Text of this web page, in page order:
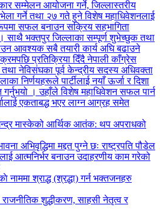
सम्मेलन आयोजना गर्ने, जिल्लास्तरीय
गर्ने तथा २७ गते हुने विशेष महाधिवेशनलाई
सफल बनाउन सक्रिय सहभागिता
साथै भक्तपुर जिल्लाका सम्पूर्ण शुभेच्छुक तथा
आवश्यक सबै तयारी कार्य अघि बढाउने
प्रतिक्रिया दिँदै नेपाली काँग्रेस
नेविसंघका पूर्व केन्द्रीय सदस्य अधिवक्ता
निर्णयहरूले पार्टीलाई नयाँ ऊर्जा र दिशा
गर्नुभयो । उहाँले विशेष महाधिवेशन सफल पार्न
एकताबद्ध भएर लाग्न आग्रह समेत
मास्केको आर्थिक आतंक: थप अपराधको
अभिवृद्धिमा मद्दत पुग्ने छः राष्ट्रपति पौडेल
आत्मनिर्भर बनाउन उदाहरणीय काम गरेको
नाममा श्राद्ध (श्रद्धा) गर्न भक्तजनहरु
शुद्धीकरण, साहसी नेतृत्व र